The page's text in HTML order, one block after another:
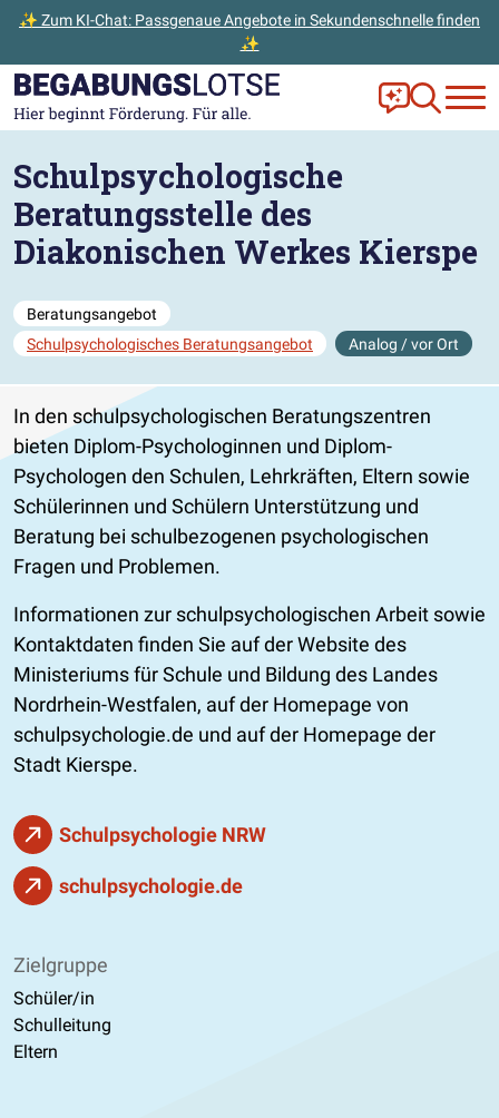
✨ Zum KI-Chat: Passgenaue Angebote in Sekundenschnelle finden
✨
Zum Hauptinhalt der Seite springen
Zur Startseite gehen Frag Ella!
Zur
Schulpsychologische
Beratungsstelle des
Diakonischen Werkes Kierspe
Beratungsangebot
Schulpsychologisches Beratungsangebot
Analog / vor Ort
In den schulpsychologischen Beratungszentren
bieten Diplom-Psychologinnen und Diplom-
Psychologen den Schulen, Lehrkräften, Eltern sowie
Schülerinnen und Schülern Unterstützung und
Beratung bei schulbezogenen psychologischen
Fragen und Problemen.
Informationen zur schulpsychologischen Arbeit sowie
Kontaktdaten finden Sie auf der Website des
Ministeriums für Schule und Bildung des Landes
Nordrhein-Westfalen, auf der Homepage von
schulpsychologie.de und auf der Homepage der
Stadt Kierspe.
Schulpsychologie NRW
schulpsychologie.de
Zielgruppe
Schüler/in
Schulleitung
Eltern